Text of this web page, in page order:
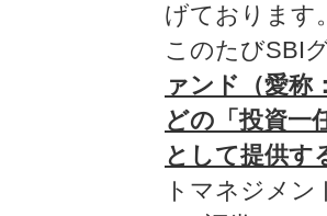
げておりま
このたびSBI
ァンド（愛称
どの「投資一
として提供す
トマネジメ